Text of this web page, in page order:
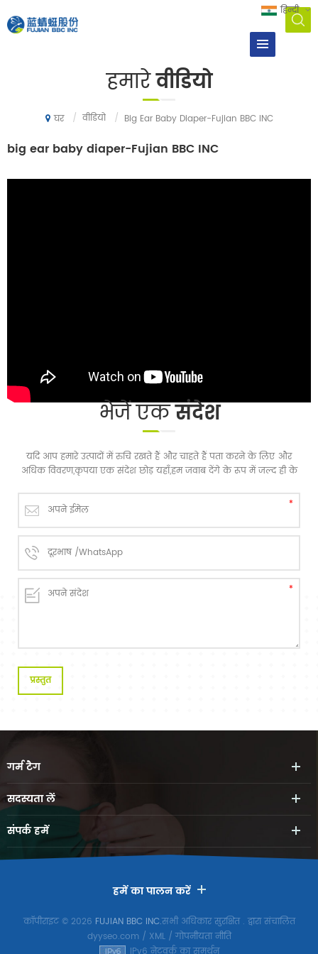
हिन्दी
हमारेवीडियो
घर / वीडियो / Big Ear Baby Diaper-Fujian BBC INC
big ear baby diaper-Fujian BBC INC
भेजें एकसंदेश
यदि आप हमारे उत्पादों में रुचि रखते हैं और चाहते हैं पता करने के लिए और
अधिक विवरण,कृपया एक संदेश छोड़ यहाँ,हम जवाब देंगे के रूप में जल्द ही के
गर्मटैग
सदस्यता लें
संपर्कहमें
हमें का पालन करें
कॉपीराइट © 2026 FUJIAN BBC INC.सभी अधिकार सुरक्षित . द्वारा संचालित
dyyseo.com/ XML/गोपनीयता नीति